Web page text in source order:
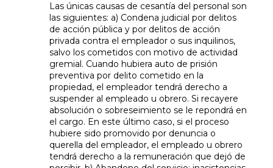
Las únicas causas de cesantía del personal son
las siguientes: a) Condena judicial por delitos
de acción pública y por delitos de acción
privada contra el empleador o sus inquilinos,
salvo los cometidos con motivo de actividad
gremial. Cuando hubiera auto de prisión
preventiva por delito cometido en la
propiedad, el empleador tendrá derecho a
suspender al empleado u obrero. Si recayere
absolución o sobreseimiento se le repondrá en
el cargo. En este último caso, si el proceso
hubiere sido promovido por denuncia o
querella del empleador, el empleado u obrero
tendrá derecho a la remuneración que dejó de